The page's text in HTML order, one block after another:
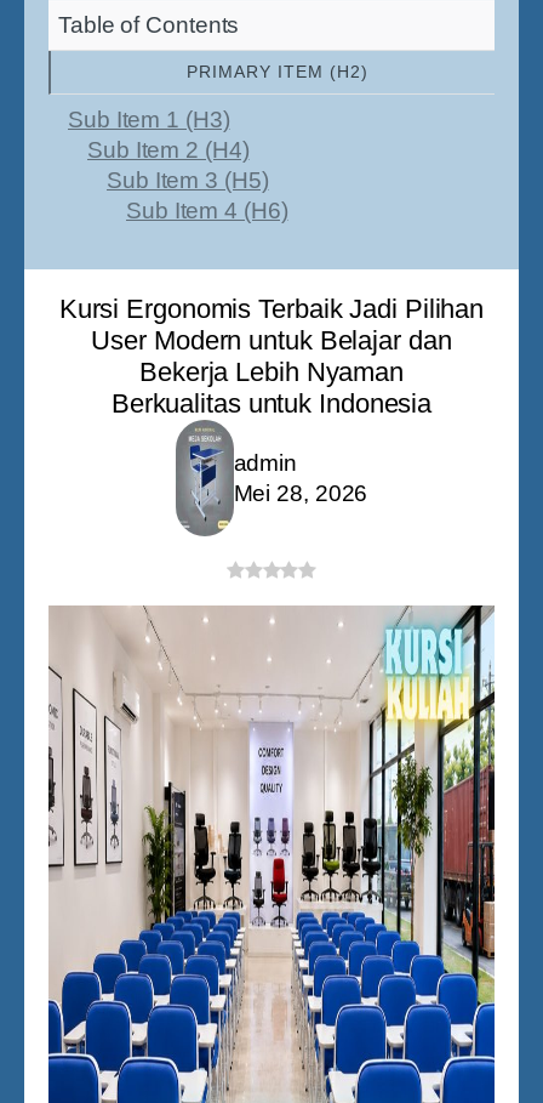
Table of Contents
PRIMARY ITEM (H2)
Sub Item 1 (H3)
Sub Item 2 (H4)
Sub Item 3 (H5)
Sub Item 4 (H6)
Kursi Ergonomis Terbaik Jadi Pilihan
User Modern untuk Belajar dan
Bekerja Lebih Nyaman
Berkualitas untuk Indonesia
admin
Mei 28, 2026